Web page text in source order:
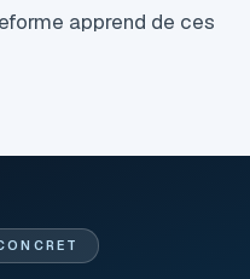
apprend de ces